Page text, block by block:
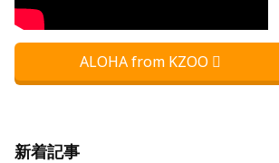
ALOHA from KZOO
新着記事